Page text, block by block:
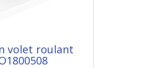
volet roulant